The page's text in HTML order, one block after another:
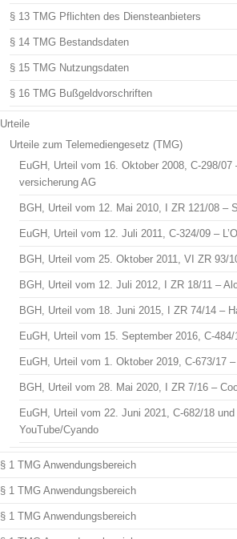
§ 13 TMG Pflichten des Diensteanbieters
§ 14 TMG Bestandsdaten
§ 15 TMG Nutzungsdaten
§ 16 TMG Bußgeldvorschriften
Urteile
Urteile zum Telemediengesetz (TMG)
EuGH, Urteil vom 16. Oktober 2008, C-298/07
versicherung AG
BGH, Urteil vom 12. Mai 2010, I ZR 121/08 –
EuGH, Urteil vom 12. Juli 2011, C-324/09 –
BGH, Urteil vom 25. Oktober 2011, VI ZR 93/
BGH, Urteil vom 12. Juli 2012, I ZR 18/11 –
BGH, Urteil vom 18. Juni 2015, I ZR 74/14 –
EuGH, Urteil vom 15. September 2016, C-
EuGH, Urteil vom 1. Oktober 2019, C-673/17
BGH, Urteil vom 28. Mai 2020, I ZR 7/16 –
EuGH, Urteil vom 22. Juni 2021, C-682/18
YouTube/Cyando
§ 1 TMG Anwendungsbereich
§ 1 TMG Anwendungsbereich
§ 1 TMG Anwendungsbereich